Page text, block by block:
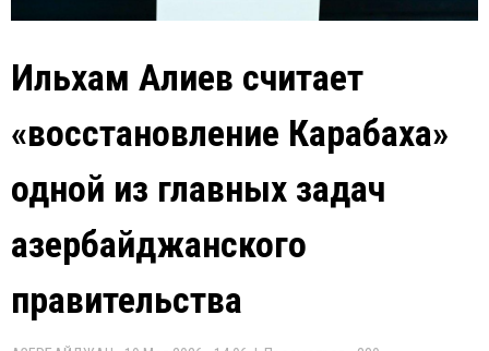
Ильхам Алиев считает
«восстановление Карабаха»
одной из главных задач
азербайджанского
правительства